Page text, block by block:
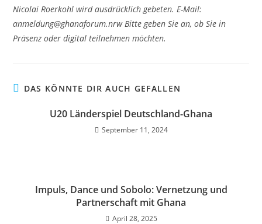
Nicolai Roerkohl wird ausdrücklich gebeten. E-Mail:
anmeldung@ghanaforum.nrw Bitte geben Sie an, ob Sie in
Präsenz oder digital teilnehmen möchten.
DAS KÖNNTE DIR AUCH GEFALLEN
U20 Länderspiel Deutschland-Ghana
September 11, 2024
Impuls, Dance und Sobolo: Vernetzung und
Partnerschaft mit Ghana
April 28, 2025